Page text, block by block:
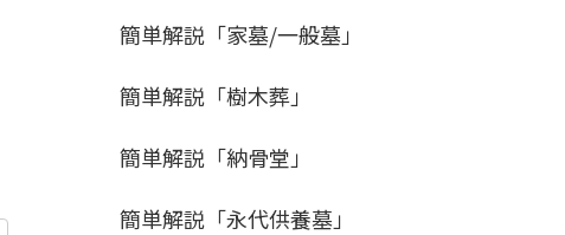
簡単解説「家墓/一般墓」
簡単解説「樹木葬」
簡単解説「納骨堂」
簡単解説「永代供養墓」